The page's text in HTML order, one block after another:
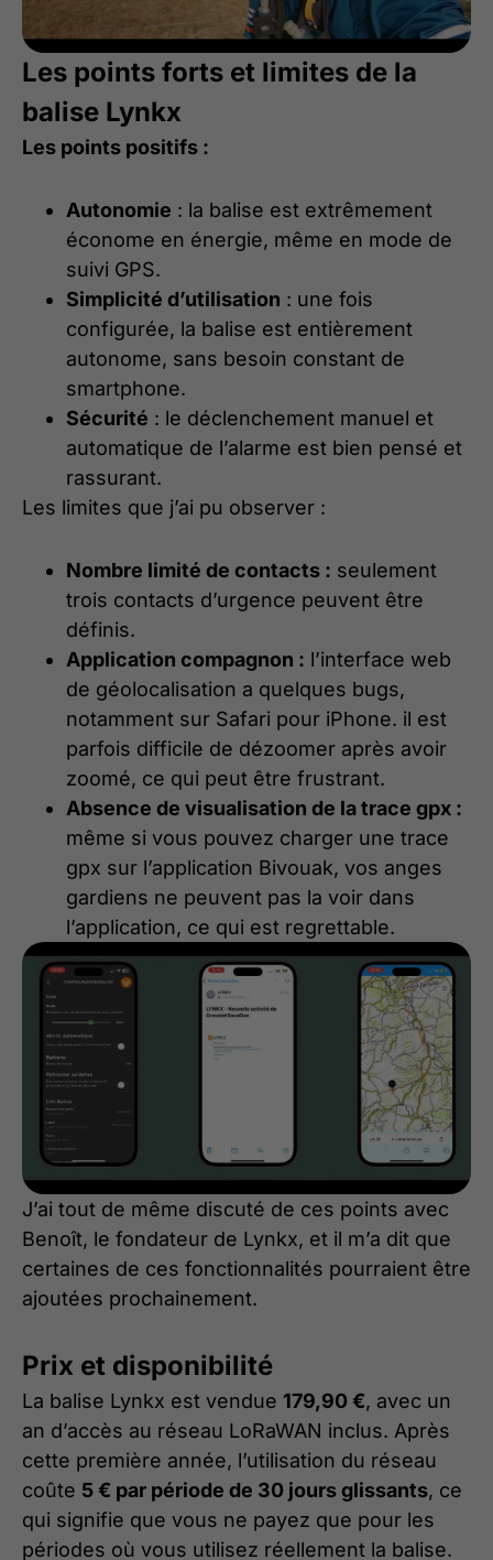
Les points forts et limites de la
balise Lynkx
Les points positifs :
Autonomie : la balise est extrêmement
économe en énergie, même en mode de
suivi GPS.
Simplicité d’utilisation : une fois
configurée, la balise est entièrement
autonome, sans besoin constant de
smartphone.
Sécurité : le déclenchement manuel et
automatique de l’alarme est bien pensé et
rassurant.
Les limites que j’ai pu observer :
Nombre limité de contacts : seulement
trois contacts d’urgence peuvent être
définis.
Application compagnon : l’interface web
de géolocalisation a quelques bugs,
notamment sur Safari pour iPhone. il est
parfois difficile de dézoomer après avoir
zoomé, ce qui peut être frustrant.
Absence de visualisation de la trace gpx :
même si vous pouvez charger une trace
gpx sur l’application Bivouak, vos anges
gardiens ne peuvent pas la voir dans
l’application, ce qui est regrettable.
J’ai tout de même discuté de ces points avec
Benoît, le fondateur de Lynkx, et il m’a dit que
certaines de ces fonctionnalités pourraient être
ajoutées prochainement.
Prix et disponibilité
La balise Lynkx est vendue 179,90 €, avec un
an d’accès au réseau LoRaWAN inclus. Après
cette première année, l’utilisation du réseau
coûte 5 € par période de 30 jours glissants, ce
qui signifie que vous ne payez que pour les
périodes où vous utilisez réellement la balise.